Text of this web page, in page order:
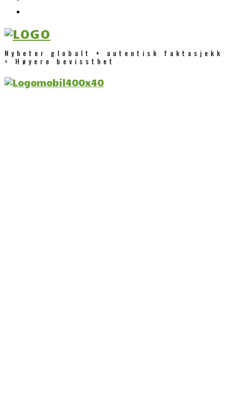
Nyheter globalt + autentisk faktasjekk
= Høyere bevissthet